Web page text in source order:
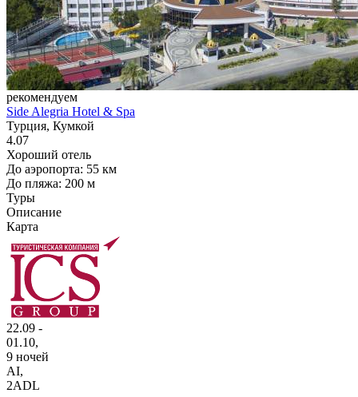
рекомендуем
Side Alegria Hotel & Spa
Турция, Кумкой
4.07
Хороший отель
До аэропорта: 55 км
До пляжа: 200 м
Туры
Описание
Карта
22.09 -
01.10,
9 ночей
AI,
2ADL